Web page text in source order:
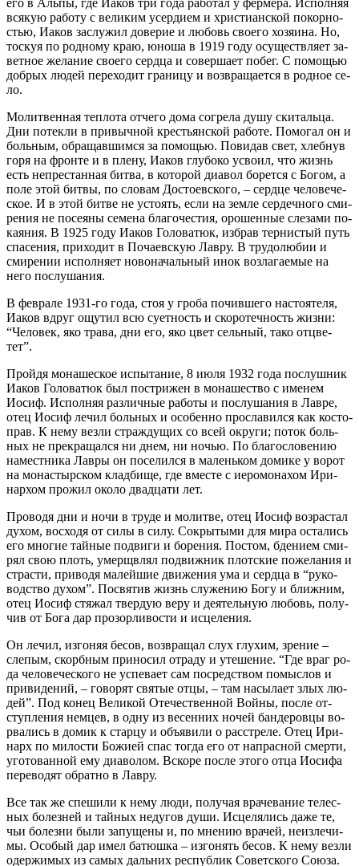
вся­кую ра­бо­ту с ве­ли­ким усер­ди­ем и хри­сти­ан­ской по­кор­но­
стью, Иа­ков за­слу­жил до­ве­рие и лю­бовь сво­е­го хо­зя­и­на. Но,
тоскуя по род­но­му краю, юно­ша в 1919 го­ду осу­ществ­ля­ет за­
вет­ное же­ла­ние сво­е­го серд­ца и со­вер­ша­ет по­бег. С по­мо­щью
доб­рых лю­дей пе­ре­хо­дит гра­ни­цу и воз­вра­ща­ет­ся в род­ное се­
ло.
Мо­лит­вен­ная теп­ло­та от­че­го до­ма со­гре­ла ду­шу ски­таль­ца.
Дни по­тек­ли в при­выч­ной кре­стьян­ской ра­бо­те. По­мо­гал он и
боль­ным, об­ра­щав­шим­ся за по­мо­щью. По­ви­дав свет, хлеб­нув
го­ря на фрон­те и в пле­ну, Иа­ков глу­бо­ко усво­ил, что жизнь
есть непре­стан­ная бит­ва, в ко­то­рой диа­вол бо­рет­ся с Бо­гом, а
по­ле этой бит­вы, по сло­вам До­сто­ев­ско­го, – серд­це че­ло­ве­че­
ское. И в этой бит­ве не усто­ять, ес­ли на зем­ле сер­деч­но­го сми­
ре­ния не по­се­я­ны се­ме­на бла­го­че­стия, оро­шен­ные сле­за­ми по­
ка­я­ния. В 1925 го­ду Иа­ков Го­ло­ва­тюк, из­брав тер­ни­стый путь
спа­се­ния, при­хо­дит в По­ча­ев­скую Лав­ру. В тру­до­лю­бии и
сми­ре­нии ис­пол­ня­ет но­во­на­чаль­ный инок воз­ла­га­е­мые на
него по­слу­ша­ния.
В фев­ра­ле 1931-го го­да, стоя у гро­ба по­чив­ше­го на­сто­я­те­ля,
Иа­ков вдруг ощу­тил всю су­ет­ность и ско­ро­теч­ность жиз­ни:
“Че­ло­век, яко тра­ва, дни его, яко цвет сель­ный, та­ко от­цве­
тет”.
Прой­дя мо­на­ше­ское ис­пы­та­ние, 8 июля 1932 го­да по­слуш­ник
Иа­ков Го­ло­ва­тюк был по­стри­жен в мо­на­ше­ство с име­нем
Иосиф. Ис­пол­няя раз­лич­ные ра­бо­ты и по­слу­ша­ния в Лав­ре,
отец Иосиф ле­чил боль­ных и осо­бен­но про­сла­вил­ся как ко­сто­
прав. К нему вез­ли страж­ду­щих со всей окру­ги; по­ток боль­
ных не пре­кра­щал­ся ни днем, ни но­чью. По бла­го­сло­ве­нию
на­мест­ни­ка Лав­ры он по­се­лил­ся в ма­лень­ком до­ми­ке у во­рот
на мо­на­стыр­ском клад­би­ще, где вме­сте с иеро­мо­на­хом Ири­
нар­хом про­жил око­ло два­дца­ти лет.
Про­во­дя дни и но­чи в тру­де и мо­лит­ве, отец Иосиф воз­рас­тал
ду­хом, вос­хо­дя от си­лы в си­лу. Со­кры­ты­ми для ми­ра оста­лись
его мно­гие тай­ные по­дви­ги и бо­ре­ния. По­стом, бде­ни­ем сми­
рял свою плоть, умерщ­влял по­движ­ник плот­ские по­же­ла­ния и
стра­сти, при­во­дя ма­лей­шие дви­же­ния ума и серд­ца в “ру­ко­
вод­ство ду­хом”. По­свя­тив жизнь слу­же­нию Бо­гу и ближ­ним,
отец Иосиф стя­жал твер­дую ве­ру и де­я­тель­ную лю­бовь, по­лу­
чив от Бо­га дар про­зор­ли­во­сти и ис­це­ле­ния.
Он ле­чил, из­го­няя бе­сов, воз­вра­щал слух глу­хим, зре­ние –
сле­пым, скорб­ным при­но­сил от­ра­ду и уте­ше­ние. “Где враг ро­
да че­ло­ве­че­ско­го не успе­ва­ет сам по­сред­ством по­мыс­лов и
при­ви­де­ний, – го­во­рят свя­тые от­цы, – там на­сы­ла­ет злых лю­
дей”. Под ко­нец Ве­ли­кой Оте­че­ствен­ной Вой­ны, по­сле от­
ступ­ле­ния нем­цев, в од­ну из ве­сен­них но­чей бан­де­ров­цы во­
рва­лись в до­мик к стар­цу и объ­яви­ли о рас­стре­ле. Отец Ири­
нарх по ми­ло­сти Бо­жи­ей спас то­гда его от на­прас­ной смер­ти,
уго­то­ван­ной ему диа­во­лом. Вско­ре по­сле это­го от­ца Иоси­фа
пе­ре­во­дят об­рат­но в Лав­ру.
Все так же спе­ши­ли к нему лю­ди, по­лу­чая вра­че­ва­ние те­лес­
ных бо­лез­ней и тай­ных неду­гов ду­ши. Ис­це­ля­лись да­же те,
чьи бо­лез­ни бы­ли за­пу­ще­ны и, по мне­нию вра­чей, неиз­ле­чи­
мы. Осо­бый дар имел ба­тюш­ка – из­го­нять бе­сов. К нему вез­ли
одер­жи­мых из са­мых даль­них рес­пуб­лик Со­вет­ско­го Со­ю­за.